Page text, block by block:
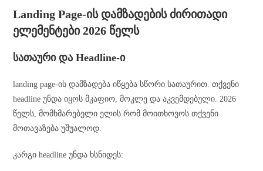
Landing Page-ის დამზადების ძირითადი
ელემენტები 2026 წელს
სათაური და Headline-ი
landing page-ის დამზადება იწყება სწორი სათაურით. თქვენი
headline უნდა იყოს მკაფიო, მოკლე და აკვემდებული. 2026
წელს, მომხმარებელი ელის რომ მოითხოვოს თქვენი
მოთავაზება უშუალოდ.
კარგი headline უნდა ხსნიდეს: